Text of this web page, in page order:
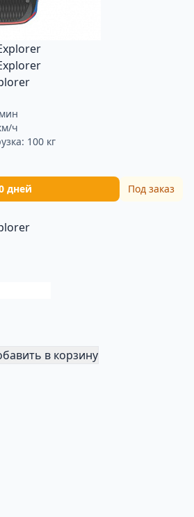
ч
100 кг
дней Под заказ
в корзину